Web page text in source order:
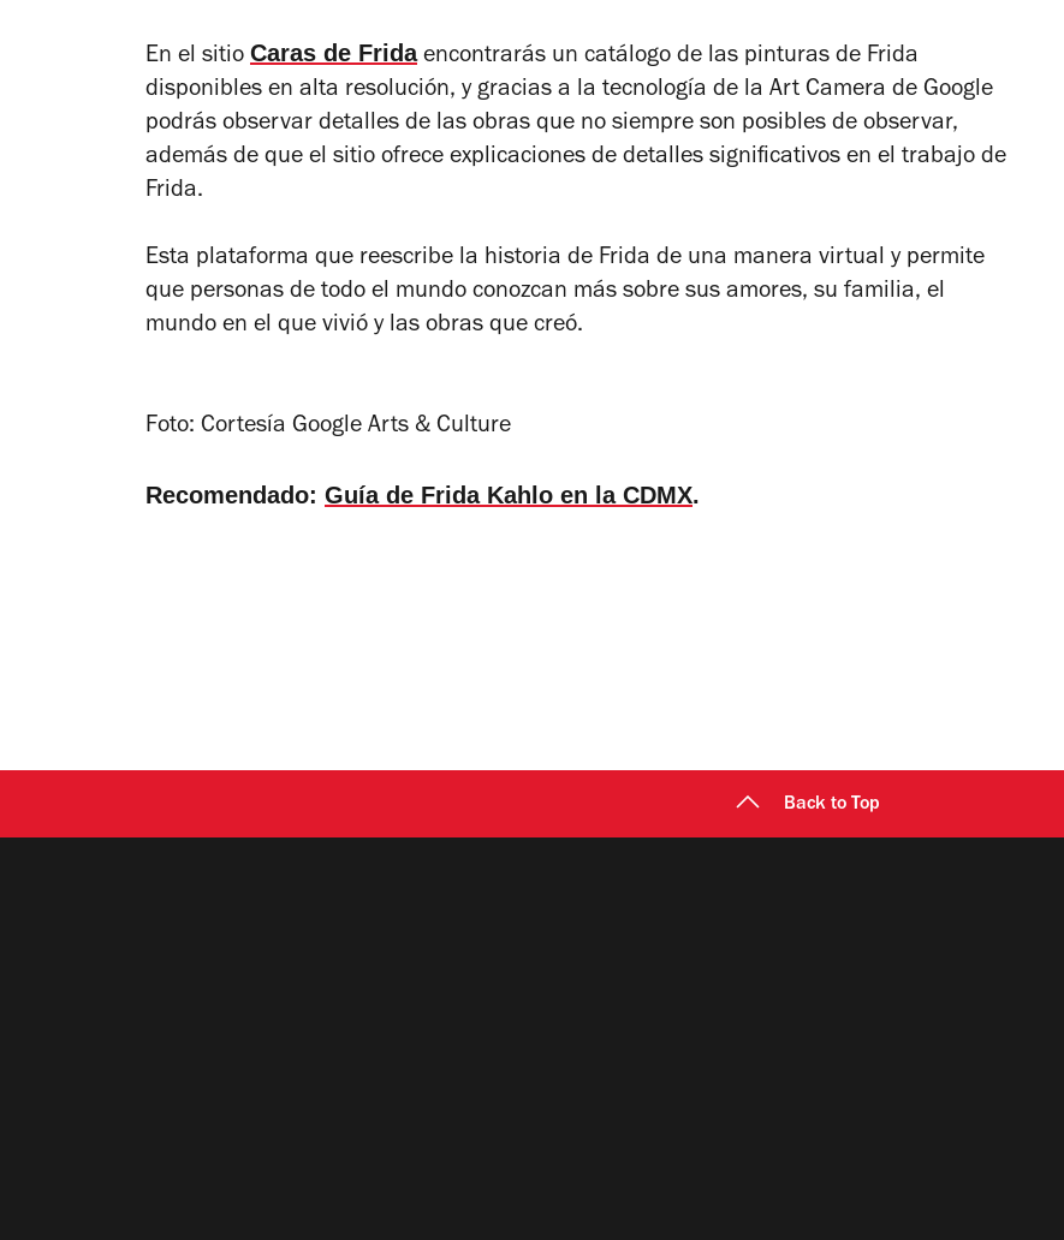
En el sitio Caras de Fridaencontrarás un catálogo de las pinturas de Frida
disponibles en alta resolución, y gracias a la tecnología de la Art Camera de Google
podrás observar detalles de las obras que no siempre son posibles de observar,
además de que el sitio ofrece explicaciones de detalles significativos en el trabajo de
Frida.
Esta plataforma que reescribe la historia de Frida de una manera virtual y permite
que personas de todo el mundo conozcan más sobre sus amores, su familia, el
mundo en el que vivió y las obras que creó.
Foto: Cortesía Google Arts & Culture
Recomendado: Guía de Frida Kahlo en la CDMX.
Back to Top